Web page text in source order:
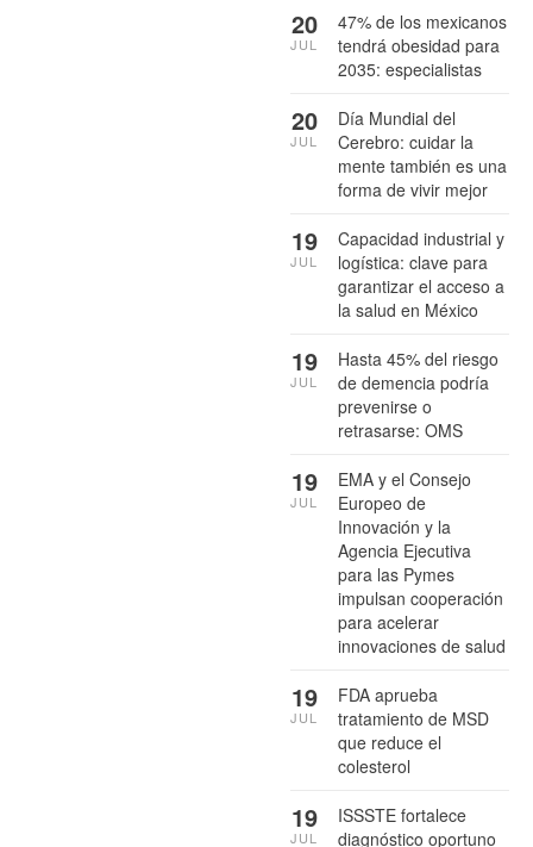
47% de los mexicanos
tendrá obesidad para
2035: especialistas
20
JUL
Día Mundial del
Cerebro: cuidar la
mente también es una
forma de vivir mejor
20
JUL
Capacidad industrial y
logística: clave para
garantizar el acceso a
la salud en México
19
JUL
Hasta 45% del riesgo
de demencia podría
prevenirse o
retrasarse: OMS
19
JUL
EMA y el Consejo
Europeo de
Innovación y la
Agencia Ejecutiva
para las Pymes
impulsan cooperación
para acelerar
innovaciones de salud
19
JUL
FDA aprueba
tratamiento de MSD
que reduce el
colesterol
19
JUL
ISSSTE fortalece
diagnóstico oportuno
19
JUL